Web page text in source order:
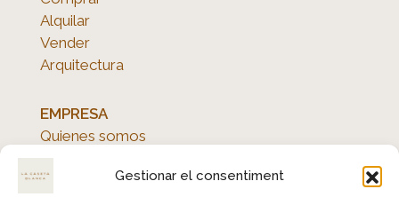
Gestionar el consentiment
Alquilar
Vender
Arquitectura
EMPRESA
Quienes somos
Avís legal
Política de privacidad